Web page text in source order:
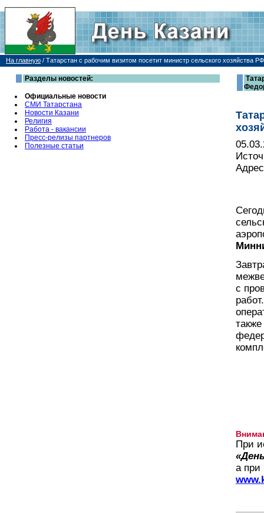
На главную / Татарстан с рабочим визитом посетит министр сельского хозяйства
Разделы новостей:
Официальные новости
СМИ Татарстана
Новости Казани
Религия
Работа - вакансии
Пресс-релизы партнеров
Полезные статьи
с
При
а при